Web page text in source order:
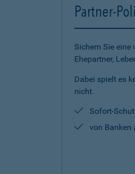
Partner-
Sichern Sie eine
Ehepartner,
Dabei spielt es
nicht.
Sofort-
von Banken